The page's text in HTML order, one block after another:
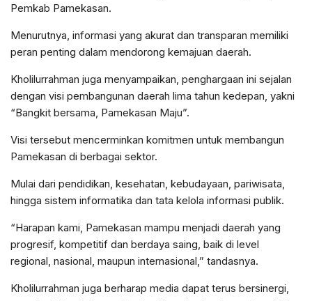
Pemkab Pamekasan.
Menurutnya, informasi yang akurat dan transparan memiliki
peran penting dalam mendorong kemajuan daerah.
Kholilurrahman juga menyampaikan, penghargaan ini sejalan
dengan visi pembangunan daerah lima tahun kedepan, yakni
“Bangkit bersama, Pamekasan Maju”.
Visi tersebut mencerminkan komitmen untuk membangun
Pamekasan di berbagai sektor.
Mulai dari pendidikan, kesehatan, kebudayaan, pariwisata,
hingga sistem informatika dan tata kelola informasi publik.
“Harapan kami, Pamekasan mampu menjadi daerah yang
progresif, kompetitif dan berdaya saing, baik di level
regional, nasional, maupun internasional,” tandasnya.
Kholilurrahman juga berharap media dapat terus bersinergi,